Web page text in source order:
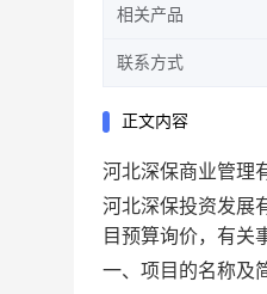
相关产品
联系方式
正文内容
河北深保商业管理
河北深保投资发展
目预算询价， 有关
一、项目的名称及